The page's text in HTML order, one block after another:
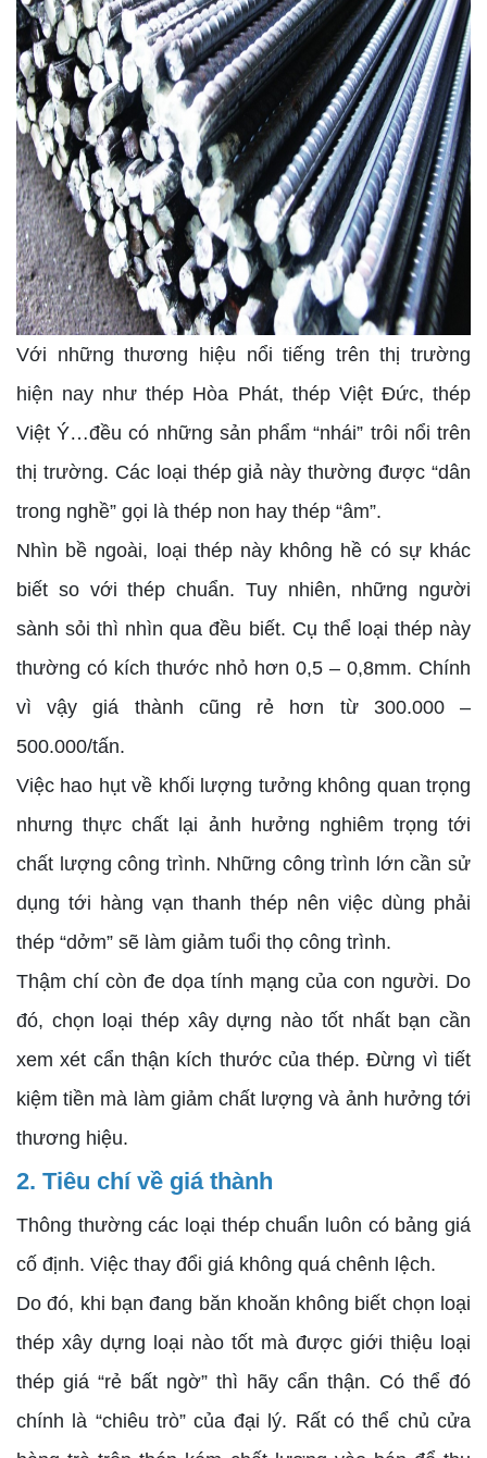
Với những thương hiệu nổi tiếng trên thị trường
hiện nay như thép Hòa Phát, thép Việt Đức, thép
Việt Ý…đều có những sản phẩm “nhái” trôi nổi trên
thị trường. Các loại thép giả này thường được “dân
trong nghề” gọi là thép non hay thép “âm”.
Nhìn bề ngoài, loại thép này không hề có sự khác
biết so với thép chuẩn. Tuy nhiên, những người
sành sỏi thì nhìn qua đều biết. Cụ thể loại thép này
thường có kích thước nhỏ hơn 0,5 – 0,8mm. Chính
vì vậy giá thành cũng rẻ hơn từ 300.000 –
500.000/tấn.
Việc hao hụt về khối lượng tưởng không quan trọng
nhưng thực chất lại ảnh hưởng nghiêm trọng tới
chất lượng công trình. Những công trình lớn cần sử
dụng tới hàng vạn thanh thép nên việc dùng phải
thép “dởm” sẽ làm giảm tuổi thọ công trình.
Thậm chí còn đe dọa tính mạng của con người. Do
đó, chọn loại thép xây dựng nào tốt nhất bạn cần
xem xét cẩn thận kích thước của thép. Đừng vì tiết
kiệm tiền mà làm giảm chất lượng và ảnh hưởng tới
thương hiệu.
2. Tiêu chí về giá thành
Thông thường các loại thép chuẩn luôn có bảng giá
cố định. Việc thay đổi giá không quá chênh lệch.
Do đó, khi bạn đang băn khoăn không biết chọn loại
thép xây dựng loại nào tốt mà được giới thiệu loại
thép giá “rẻ bất ngờ” thì hãy cẩn thận. Có thể đó
chính là “chiêu trò” của đại lý. Rất có thể chủ cửa